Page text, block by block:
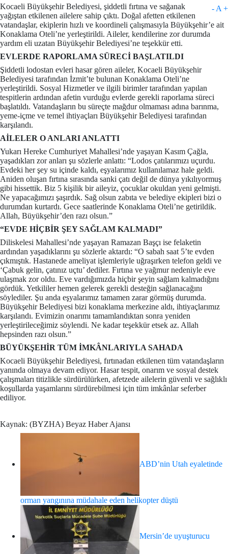
- A +
Kocaeli Büyükşehir Belediyesi, şiddetli fırtına ve sağanak
yağıştan etkilenen ailelere sahip çıktı. Doğal afetten etkilenen
vatandaşlar, ekiplerin hızlı ve koordineli çalışmasıyla Büyükşehir’e ait
Konaklama Oteli’ne yerleştirildi. Aileler, kendilerine zor durumda
yardım eli uzatan Büyükşehir Belediyesi’ne teşekkür etti.
EVLERDE RAPORLAMA SÜRECİ BAŞLATILDI
Şiddetli lodostan evleri hasar gören aileler, Kocaeli Büyükşehir
Belediyesi tarafından İzmit’te bulunan Konaklama Oteli’ne
yerleştirildi. Sosyal Hizmetler ve ilgili birimler tarafından yapılan
tespitlerin ardından afetin vurduğu evlerde gerekli raporlama süreci
başlatıldı. Vatandaşların bu süreçte mağdur olmaması adına barınma,
yeme-içme ve temel ihtiyaçları Büyükşehir Belediyesi tarafından
karşılandı.
AİLELER O ANLARI ANLATTI
Yukarı Hereke Cumhuriyet Mahallesi’nde yaşayan Kasım Çağla,
yaşadıkları zor anları şu sözlerle anlattı: “Lodos çatılarımızı uçurdu.
Evdeki her şey su içinde kaldı, eşyalarımız kullanılamaz hale geldi.
Aniden oluşan fırtına sırasında sanki çatı değil de dünya yıkılıyormuş
gibi hissettik. Biz 5 kişilik bir aileyiz, çocuklar okuldan yeni gelmişti.
Ne yapacağımızı şaşırdık. Sağ olsun zabıta ve belediye ekipleri bizi o
durumdan kurtardı. Gece saatlerinde Konaklama Oteli’ne getirildik.
Allah, Büyükşehir’den razı olsun.”
“EVDE HİÇBİR ŞEY SAĞLAM KALMADI”
Diliskelesi Mahallesi’nde yaşayan Ramazan Başçı ise felaketin
ardından yaşadıklarını şu sözlerle aktardı: “O sabah saat 5’te evden
çıkmıştık. Hastanede ameliyat işlemleriyle uğraşırken telefon geldi ve
‘Çabuk gelin, çatınız uçtu’ dediler. Fırtına ve yağmur nedeniyle eve
ulaşmak zor oldu. Eve vardığımızda hiçbir şeyin sağlam kalmadığını
gördük. Yetkililer hemen gelerek gerekli desteğin sağlanacağını
söylediler. Şu anda eşyalarımız tamamen zarar görmüş durumda.
Büyükşehir Belediyesi bizi konaklama merkezine aldı, ihtiyaçlarımız
karşılandı. Evimizin onarımı tamamlandıktan sonra yeniden
yerleştirileceğimiz söylendi. Ne kadar teşekkür etsek az. Allah
hepsinden razı olsun.”
BÜYÜKŞEHİR TÜM İMKÂNLARIYLA SAHADA
Kocaeli Büyükşehir Belediyesi, fırtınadan etkilenen tüm vatandaşların
yanında olmaya devam ediyor. Hasar tespit, onarım ve sosyal destek
çalışmaları titizlikle sürdürülürken, afetzede ailelerin güvenli ve sağlıklı
koşullarda yaşamlarını sürdürebilmesi için tüm imkânlar seferber
ediliyor.
Kaynak: (BYZHA) Beyaz Haber Ajansı
ABD’nin Utah eyaletinde
orman yangınına müdahale eden helikopter düştü
Mersin’de uyuşturucu